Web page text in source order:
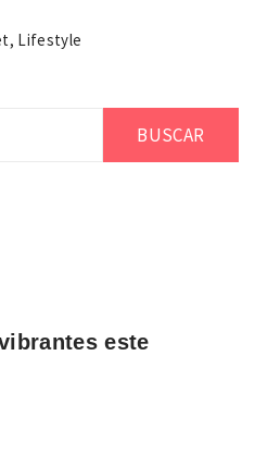
, Lifestyle
este